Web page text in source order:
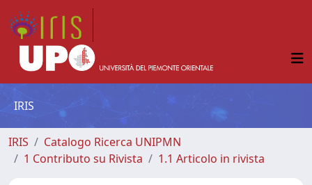
IRIS
IRIS
Catalogo Ricerca UNIPMN
1 Contributo su Rivista
1.1 Articolo in rivista